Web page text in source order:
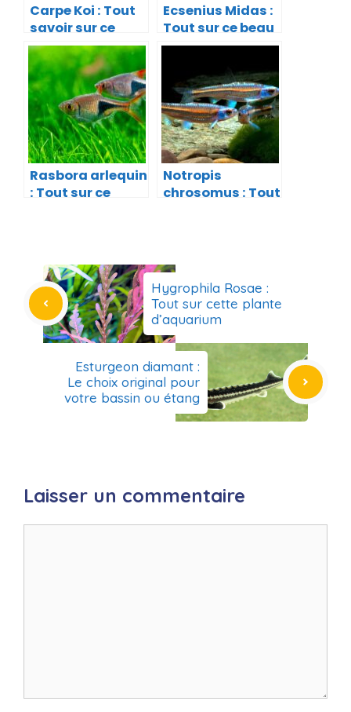
Carpe Koi : Tout
savoir sur ce
super poisson
Ecsenius Midas :
Tout sur ce beau
poisson orangé
Rasbora arlequin
: Tout sur ce
Notropis
chrosomus : Tout
Hygrophila Rosae :
Tout sur cette plante
d’aquarium
Esturgeon diamant :
Le choix original pour
votre bassin ou étang
Laisser un commentaire